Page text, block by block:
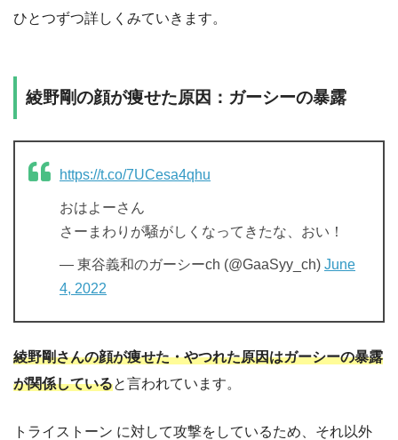
ひとつずつ詳しくみていきます。
綾野剛の顔が痩せた原因：ガーシーの暴露
https://t.co/7UCesa4qhu
おはよーさん
さーまわりが騒がしくなってきたな、おい！
— 東谷義和のガーシーch (@GaaSyy_ch) June
4, 2022
綾野剛さんの顔が痩せた・やつれた原因はガーシーの暴露
が関係していると言われています。
トライストーン に対して攻撃をしているため、それ以外